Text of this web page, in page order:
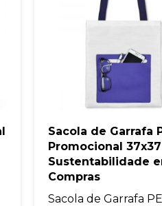
Sacola de Garrafa
Promocional
Sustentabilidade
Compras
Sacola de Garrafa
A nossa
privacidade,